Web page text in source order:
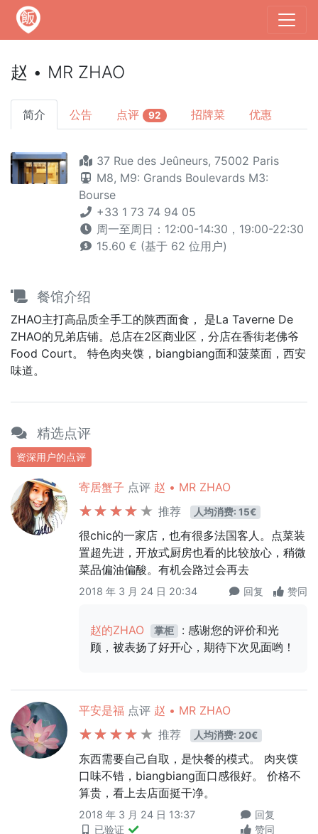
赵 • MR ZHAO
简介 公告 点评 92 招牌菜 优惠
37 Rue des Jeûneurs, 75002 Paris
M8, M9: Grands Boulevards M3:
Bourse
+33 1 73 74 94 05
周一至周日：12:00-14:30，19:00-22:30
15.60 € (基于 62 位用户)
餐馆介绍
ZHAO主打高品质全手工的陕西面食， 是La Taverne De
ZHAO的兄弟店铺。总店在2区商业区，分店在香街老佛爷
Food Court。 特色肉夹馍，biangbiang面和菠菜面，西安
味道。
精选点评
资深用户的点评
寄居蟹子 点评 赵 • MR ZHAO
推荐
人均消费: 15€
很chic的一家店，也有很多法国客人。点菜装
置超先进，开放式厨房也看的比较放心，稍微
菜品偏油偏酸。有机会路过会再去
2018 年 3 月 24 日 20:34 回复 赞同
赵的ZHAO 掌柜
: 感谢您的评价和光
顾，被表扬了好开心，期待下次见面哟！
平安是福 点评 赵 • MR ZHAO
推荐
人均消费: 20€
东西需要自己自取，是快餐的模式。 肉夹馍
口味不错，biangbiang面口感很好。 价格不
算贵，看上去店面挺干净。
2018 年 3 月 24 日 13:37
已验证
回复
赞同